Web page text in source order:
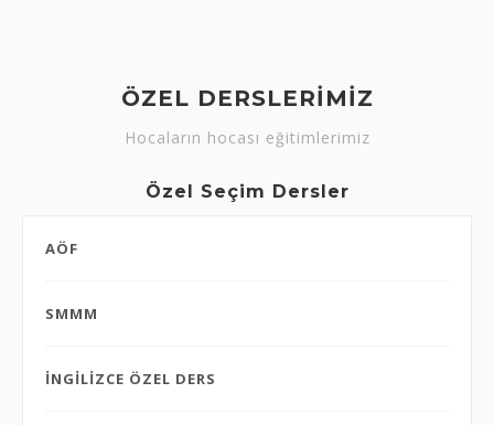
ÖZEL DERSLERİMİZ
Hocaların hocası eğitimlerimiz
Özel Seçim Dersler
AÖF
SMMM
İNGİLİZCE ÖZEL DERS